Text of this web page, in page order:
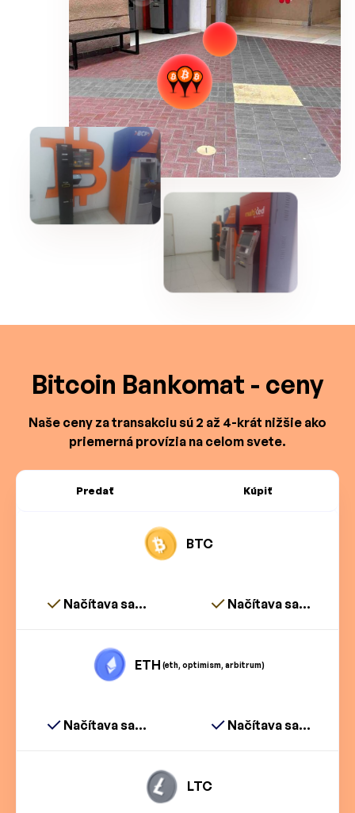
Bitcoin Bankomat - ceny
Naše ceny za transakciu sú 2 až 4-krát nižšie ako
priemerná provízia na celom svete.
Predať Kúpiť
BTC
Načítava sa... Načítava sa...
ETH (eth, optimism, arbitrum)
Načítava sa... Načítava sa...
LTC